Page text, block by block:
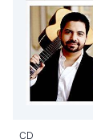
CD